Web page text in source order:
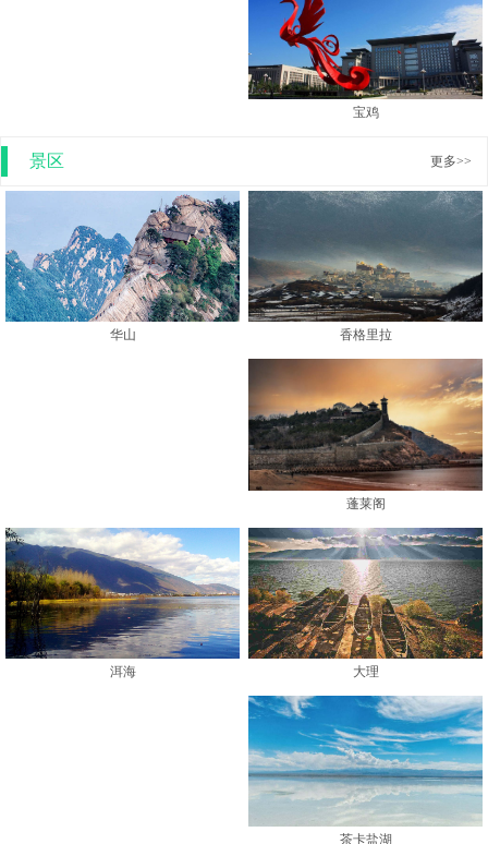
宝鸡
景区 更多>>
华山 香格里拉
蓬莱阁
洱海 大理
茶卡盐湖